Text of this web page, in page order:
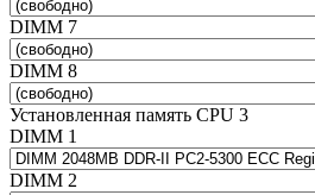
DIMM 7
DIMM 8
Установленная память CPU 3
DIMM 1
DIMM 2